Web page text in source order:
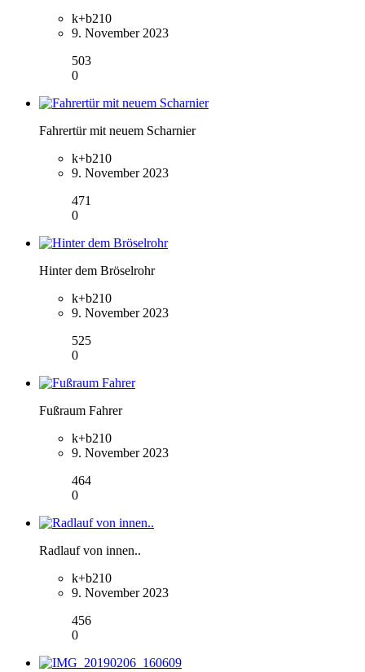
k+b210
9. November 2023
503
0
Fahrertür mit neuem Scharnier
k+b210
9. November 2023
471
0
Hinter dem Bröselrohr
k+b210
9. November 2023
525
0
Fußraum Fahrer
k+b210
9. November 2023
464
0
Radlauf von innen..
k+b210
9. November 2023
456
0